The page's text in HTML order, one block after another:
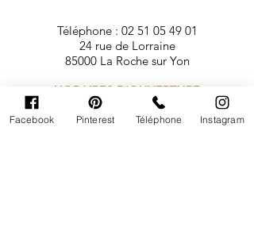
Téléphone : 02 51 05 49 01
24 rue de Lorraine
85000 La Roche sur Yon
HORAIRES D'OUVERTURE
Lundi : Fermé
Facebook Pinterest Téléphone Instagram